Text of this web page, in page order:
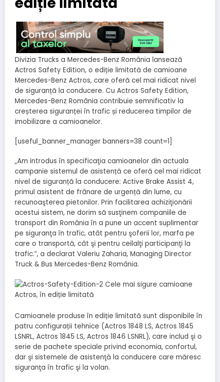
Divizia Trucks a Mercedes-Benz România lansează
Actros Safety Edition, o ediție limitată de camioane
Mercedes-Benz Actros, care oferă cel mai ridicat nivel
de siguranță la conducere. Cu Actros Safety Edition,
Mercedes-Benz România contribuie semnificativ la
creșterea siguranței în trafic și reducerea timpilor de
imobilizare a camioanelor.
[useful_banner_manager banners=38 count=1]
„Am introdus în specificaţia camioanelor din actuala
campanie sistemul de asistență ce oferă cel mai ridicat
nivel de siguranță la conducere: Active Brake Assist 4,
primul asistent de frânare de urgență din lume, cu
recunoaşterea pietonilor. Prin facilitarea achiziţionării
acestui sistem, ne dorim să susţinem companiile de
transport din România în a pune un accent suplimentar
pe siguranţa în trafic, atât pentru şoferii lor, marfa pe
care o transportă, cât şi pentru ceilalţi participanţi la
trafic.”, a declarat Valeriu Zaharia, Managing Director
Truck & Bus Mercedes-Benz România.
Camioanele produse în ediție limitată sunt disponibile în
patru configurații tehnice (Actros 1848 LS, Actros 1845
LSNRL, Actros 1845 LS, Actros 1846 LSNRL), care includ şi o
serie de pachete speciale privind economia, confortul,
dar şi sistemele de asistenţă la conducere care măresc
siguranţa în trafic şi la volan.